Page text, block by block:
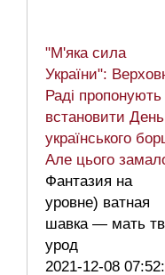
"М'яка сила
України":
Раді пропонують
встановити День
українського
Але цього
Фантазия на
уровне) ватная
шавка — мать
урод
2021-12-08